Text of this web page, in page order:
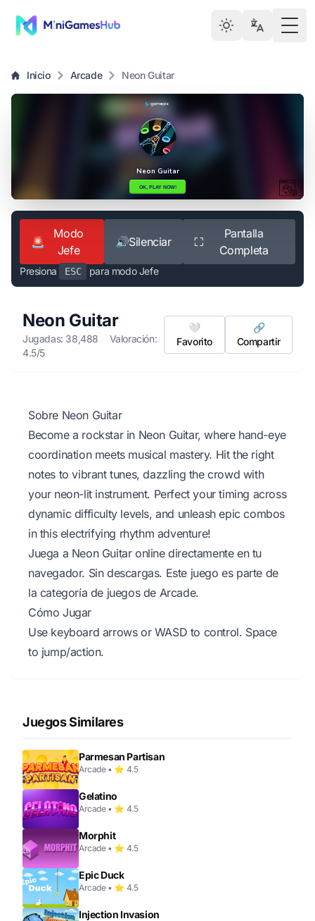
Inicio Arcade Neon Guitar
🚨
Modo
Jefe
🔊Silenciar ⛶
Pantalla
Completa
Presiona ESC para modo Jefe
Neon Guitar
Jugadas: 38,488
Valoración:
4.5/5
🤍
Favorito
🔗
Compartir
Sobre Neon Guitar
Become a rockstar in Neon Guitar, where hand-eye
coordination meets musical mastery. Hit the right
notes to vibrant tunes, dazzling the crowd with
your neon-lit instrument. Perfect your timing across
dynamic difficulty levels, and unleash epic combos
in this electrifying rhythm adventure!
Juega a Neon Guitar online directamente en tu
navegador. Sin descargas. Este juego es parte de
la categoría de juegos de Arcade.
Cómo Jugar
Use keyboard arrows or WASD to control. Space
to jump/action.
Juegos Similares
Parmesan Partisan
Arcade • ⭐ 4.5
Gelatino
Arcade • ⭐ 4.5
Morphit
Arcade • ⭐ 4.5
Epic Duck
Arcade • ⭐ 4.5
Injection Invasion